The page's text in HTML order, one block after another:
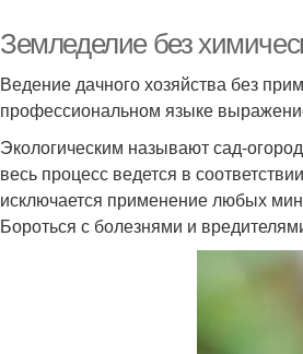
Земледелие без
Ведение дачного хозяйства без
профессиональном языке
Экологическим называют сад-
весь процесс ведется в
исключается применение любых
Бороться с болезнями и